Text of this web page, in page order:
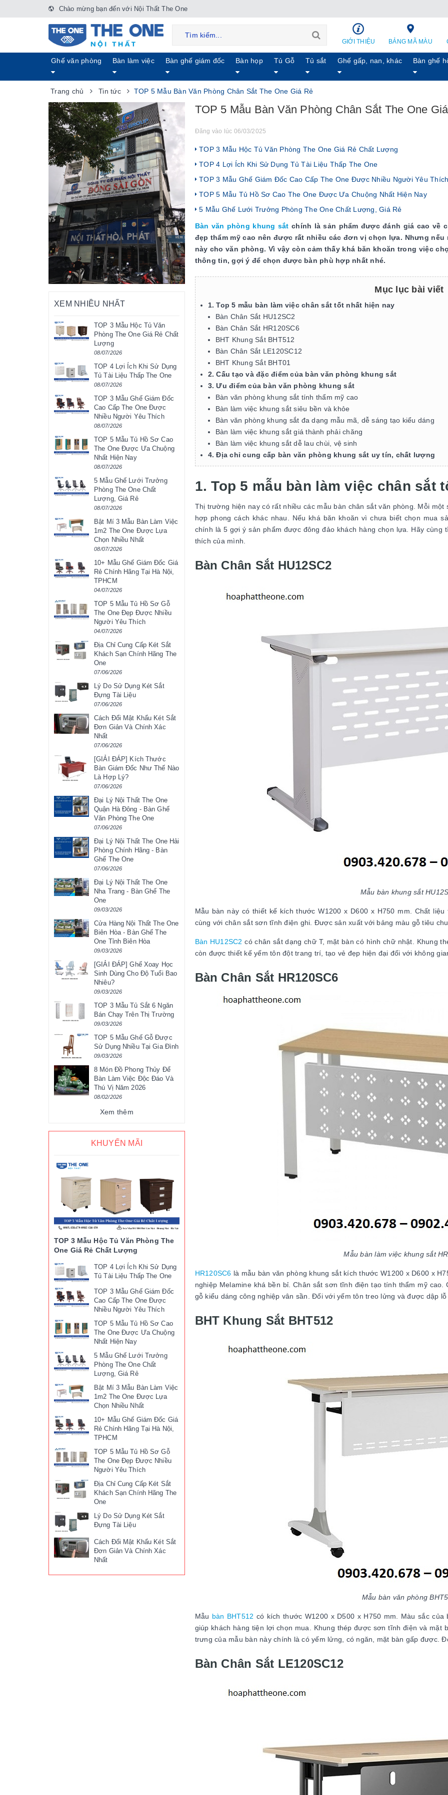
Chào mừng bạn đến với Nội Thất The One
GIỚI THIỆU BẢNG MÃ MÀU
Ghế văn phòng Bàn làm việc Bàn ghế giám đốc Bàn họp Tủ Gỗ Tủ sắt Ghế gấp, nan, khác Bàn ghế
Trang chủ Tin tức TOP 5 Mẫu Bàn Văn Phòng Chân Sắt The One Giá Rẻ
TOP 5 Mẫu Bàn Văn Phòng Chân Sắt The One
Đăng vào lúc 06/03/2025
TOP 3 Mẫu Hộc Tủ Văn Phòng The One Giá Rẻ Chất Lượng
TOP 4 Lợi Ích Khi Sử Dụng Tủ Tài Liệu Thấp The One
TOP 3 Mẫu Ghế Giám Đốc Cao Cấp The One Được Nhiều Người Yêu
TOP 5 Mẫu Tủ Hồ Sơ Cao The One Được Ưa Chuộng Nhất Hiện Nay
5 Mẫu Ghế Lưới Trưởng Phòng The One Chất Lượng, Giá Rẻ
Bàn văn phòng khung sắt chính là sản phẩm được đánh giá cao về
đẹp thẩm mỹ cao nên được rất nhiều các đơn vị chọn lựa. Nhưng
này cho văn phòng. Vì vậy còn cảm thấy khá băn khoăn trong việc
thông tin, gợi ý để chọn được bàn phù hợp nhất nhé.
Mục lục bài viết
1. Top 5 mẫu bàn làm việc chân sắt tốt nhất hiện nay
Bàn Chân Sắt HU12SC2
Bàn Chân Sắt HR120SC6
BHT Khung Sắt BHT512
Bàn Chân Sắt LE120SC12
BHT Khung Sắt BHT01
2. Cấu tạo và đặc điểm của bàn văn phòng khung sắt
3. Ưu điểm của bàn văn phòng khung sắt
Bàn văn phòng khung sắt tính thẩm mỹ cao
Bàn làm việc khung sắt siêu bền và khỏe
Bàn văn phòng khung sắt đa dạng mẫu mã, dễ sáng tạo kiểu dáng
Bàn làm việc khung sắt giá thành phải chăng
Bàn làm việc khung sắt dễ lau chùi, vệ sinh
4. Địa chỉ cung cấp bàn văn phòng khung sắt uy tín, chất lượng
1. Top 5 mẫu bàn làm việc chân sắt
Thị trường hiện nay có rất nhiều các mẫu bàn chân sắt văn phòng. Mỗi
hợp phong cách khác nhau. Nếu khá băn khoăn vì chưa biết chọn mua
chính là 5 gợi ý sản phẩm được đông đảo khách hàng chọn lựa. Hãy
thích của mình.
Bàn Chân Sắt HU12SC2
Mẫu bàn khung sắt
Mẫu bàn này có thiết kế kích thước W1200 x D600 x H750 mm. Chất
cùng với chân sắt sơn tĩnh điện ghi. Được sản xuất với bảng màu gỗ tiêu
Bàn HU12SC2 có chân sắt dạng chữ T, mặt bàn có hình chữ nhật. Khung
còn được thiết kế yếm tôn đột trang trí, tạo vẻ đẹp hiện đại đối với không
Bàn Chân Sắt HR120SC6
Mẫu bàn làm việc khung sắt
HR120SC6 là mẫu bàn văn phòng khung sắt kích thước W1200 x D600 x
nghiệp Melamine khá bền bỉ. Chân sắt sơn tĩnh điện tạo tính thẩm mỹ
gỗ kiểu dáng công nghiệp vân sần. Đối với yếm tôn treo lửng và được dập
BHT Khung Sắt BHT512
Mẫu bàn văn phòng
Mẫu bàn BHT512 có kích thước W1200 x D500 x H750 mm. Màu sắc
giúp khách hàng tiện lợi chọn mua. Khung thép được sơn tĩnh điện và
trưng của mẫu bàn này chính là có yếm lửng, có ngăn, mặt bàn gấp được.
Bàn Chân Sắt LE120SC12
XEM NHIỀU NHẤT
TOP 3 Mẫu Hộc Tủ Văn
Phòng The One Giá Rẻ Chất
Lượng
08/07/2026
TOP 4 Lợi Ích Khi Sử Dụng
Tủ Tài Liệu Thấp The One
08/07/2026
TOP 3 Mẫu Ghế Giám Đốc
Cao Cấp The One Được
Nhiều Người Yêu Thích
08/07/2026
TOP 5 Mẫu Tủ Hồ Sơ Cao
The One Được Ưa Chuộng
Nhất Hiện Nay
08/07/2026
5 Mẫu Ghế Lưới Trưởng
Phòng The One Chất
Lượng, Giá Rẻ
08/07/2026
Bật Mí 3 Mẫu Bàn Làm Việc
1m2 The One Được Lựa
Chọn Nhiều Nhất
08/07/2026
10+ Mẫu Ghế Giám Đốc Giá
Rẻ Chính Hãng Tại Hà Nội,
TPHCM
04/07/2026
TOP 5 Mẫu Tủ Hồ Sơ Gỗ
The One Đẹp Được Nhiều
Người Yêu Thích
04/07/2026
Địa Chỉ Cung Cấp Két Sắt
Khách Sạn Chính Hãng The
One
07/06/2026
Lý Do Sử Dụng Két Sắt
Đựng Tài Liệu
07/06/2026
Cách Đổi Mật Khẩu Két Sắt
Đơn Giản Và Chính Xác
Nhất
07/06/2026
[GIẢI ĐÁP] Kích Thước
Bàn Giám Đốc Như Thế Nào
Là Hợp Lý?
07/06/2026
Đại Lý Nội Thất The One
Quận Hà Đông - Bàn Ghế
Văn Phòng The One
07/06/2026
Đại Lý Nội Thất The One Hải
Phòng Chính Hãng - Bàn
Ghế The One
07/06/2026
Đại Lý Nội Thất The One
Nha Trang - Bàn Ghế The
One
09/03/2026
Cửa Hàng Nội Thất The One
Biên Hòa - Bàn Ghế The
One Tỉnh Biên Hòa
09/03/2026
[GIẢI ĐÁP] Ghế Xoay Học
Sinh Dùng Cho Độ Tuổi Bao
Nhiêu?
09/03/2026
TOP 3 Mẫu Tủ Sắt 6 Ngăn
Bán Chạy Trên Thị Trường
09/03/2026
TOP 5 Mẫu Ghế Gỗ Được
Sử Dụng Nhiều Tại Gia Đình
09/03/2026
8 Món Đồ Phong Thủy Để
Bàn Làm Việc Độc Đáo Và
Thú Vị Năm 2026
08/02/2026
Xem thêm
KHUYẾN MÃI
TOP 3 Mẫu Hộc Tủ Văn Phòng The
One Giá Rẻ Chất Lượng
TOP 4 Lợi Ích Khi Sử Dụng
Tủ Tài Liệu Thấp The One
TOP 3 Mẫu Ghế Giám Đốc
Cao Cấp The One Được
Nhiều Người Yêu Thích
TOP 5 Mẫu Tủ Hồ Sơ Cao
The One Được Ưa Chuộng
Nhất Hiện Nay
5 Mẫu Ghế Lưới Trưởng
Phòng The One Chất
Lượng, Giá Rẻ
Bật Mí 3 Mẫu Bàn Làm Việc
1m2 The One Được Lựa
Chọn Nhiều Nhất
10+ Mẫu Ghế Giám Đốc Giá
Rẻ Chính Hãng Tại Hà Nội,
TPHCM
TOP 5 Mẫu Tủ Hồ Sơ Gỗ
The One Đẹp Được Nhiều
Người Yêu Thích
Địa Chỉ Cung Cấp Két Sắt
Khách Sạn Chính Hãng The
One
Lý Do Sử Dụng Két Sắt
Đựng Tài Liệu
Cách Đổi Mật Khẩu Két Sắt
Đơn Giản Và Chính Xác
Nhất